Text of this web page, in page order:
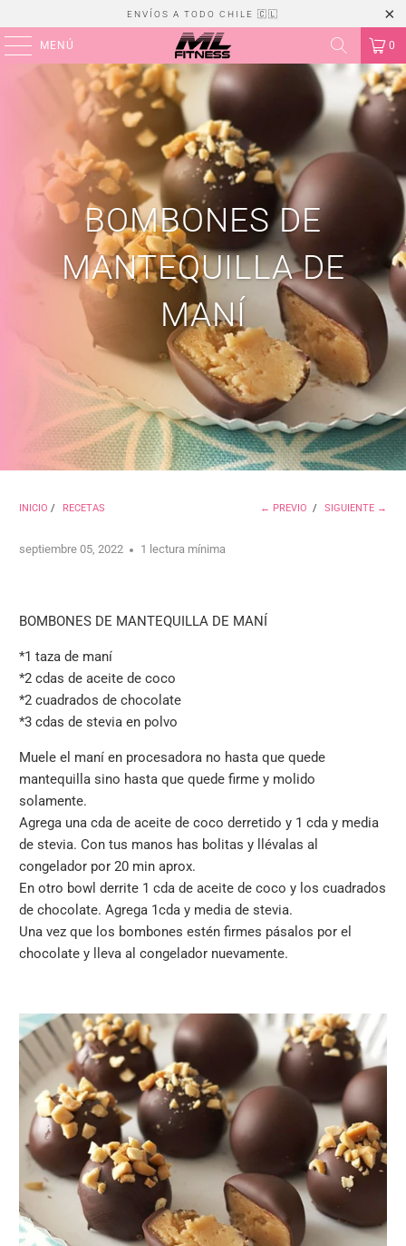
ENVÍOS A TODO CHILE 🇨🇱
MENÚ 0
BOMBONES DE
MANTEQUILLA DE
MANÍ
INICIO / RECETAS ← PREVIO / SIGUIENTE →
septiembre 05, 2022 1 lectura mínima
BOMBONES DE MANTEQUILLA DE MANÍ
*1 taza de maní
*2 cdas de aceite de coco
*2 cuadrados de chocolate
*3 cdas de stevia en polvo
Muele el maní en procesadora no hasta que quede
mantequilla sino hasta que quede firme y molido
solamente.
Agrega una cda de aceite de coco derretido y 1 cda y media
de stevia. Con tus manos has bolitas y llévalas al
congelador por 20 min aprox.
En otro bowl derrite 1 cda de aceite de coco y los cuadrados
de chocolate. Agrega 1cda y media de stevia.
Una vez que los bombones estén firmes pásalos por el
chocolate y lleva al congelador nuevamente.